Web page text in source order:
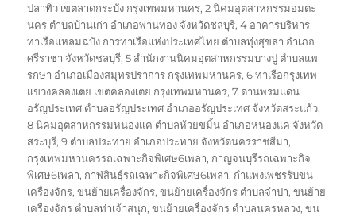
ปลาทิว เขตลาดกระบัง กรุงเทพมหานคร,2 นิคมอุตสาหกรรมอมตะ
นคร ตำบลบ้านเก่า อำเภอพานทอง จังหวัดชลบุรี,4 อาคารบริหาร
ท่าเรือแหลมฉบัง การท่าเรือแห่งประเทศไทย ตำบลทุ่งสุขลา อำเภอ
ศรีราชา จังหวัดชลบุรี,5 สำนักงานนิคมอุตสาหกรรมบางปู ตำบลแพ
รกษา อำเภอเมืองสมุทรปราการ กรุงเทพมหานคร,6 ท่าเรือกรุงเทพ
แขวงคลองเตย เขตคลองเตย กรุงเทพมหานคร,7 ด่านพรมแดน
อรัญประเทศ ตำบลอรัญประเทศ อำเภออรัญประเทศ จังหวัดสระแก้ว,
8 นิคมอุตสาหกรรมหนองแค ตำบลห้วยขมิ้น อำเภอหนองแค จังหวัด
สระบุรี,9 ตำบลประทาย อำเภอประทาย จังหวัดนครราชสีมา,
กรุงเทพมหานครรถเฉพาะกิจพิเศษ6เพลา, กาญจนบุรีรถเฉพาะกิจ
พิเศษ6เพลา, กาฬสินธุ์รถเฉพาะกิจพิเศษ6เพลา, กำแพงเพชรรับขน
เครื่องจักร,ขนย้ายเครื่องจักร,ขนย้ายเครื่องจักร ตำบลจำปา,ขนย้าย
เครื่องจักร ตำบลท่าเจ้าสนุก,ขนย้ายเครื่องจักร ตำบลนครหลวง,ขน